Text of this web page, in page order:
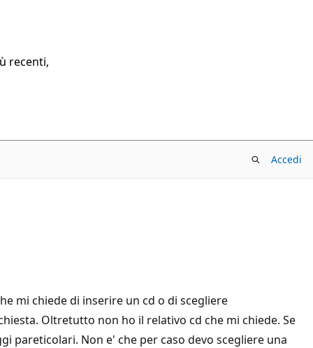
recenti,
Accedi
mi chiede di inserire un cd o di scegliere
Oltretutto non ho il relativo cd che mi chiede. Se
pareticolari. Non e' che per caso devo scegliere una